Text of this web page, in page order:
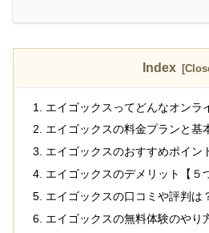
Index
エイゴックスってどんなオンラ
エイゴックスの料金プランと基
エイゴックスのおすすめポイン
エイゴックスのデメリット【５
エイゴックスの口コミや評判は
エイゴックスの無料体験のやり